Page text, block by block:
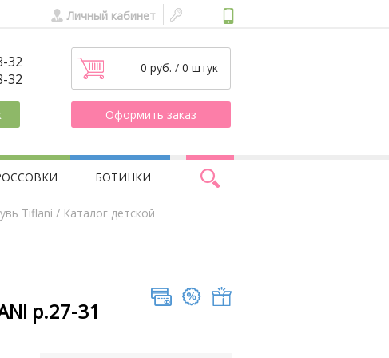
Личный кабинет
32
32
0 руб. / 0 штук
Оформить заказ
БОТИНКИ
Tiflani / Каталог детской
р.27-31